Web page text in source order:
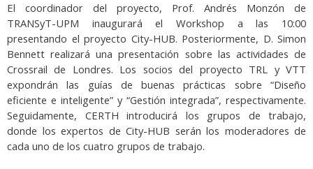
El coordinador del proyecto, Prof. Andrés Monzón de
TRANSyT-UPM inaugurará el Workshop a las 10:00
presentando el proyecto City-HUB. Posteriormente, D. Simon
Bennett realizará una presentación sobre las actividades de
Crossrail de Londres. Los socios del proyecto TRL y VTT
expondrán las guías de buenas prácticas sobre “Diseño
eficiente e inteligente” y “Gestión integrada”, respectivamente.
Seguidamente, CERTH introducirá los grupos de trabajo,
donde los expertos de City-HUB serán los moderadores de
cada uno de los cuatro grupos de trabajo.